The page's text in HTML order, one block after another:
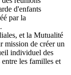
d'enfants
par la
et la Mutualité
mission de créer un
individuel des
les familles et